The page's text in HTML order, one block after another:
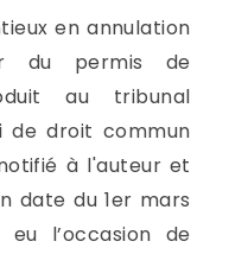
en annulation
du permis de
au tribunal
de droit commun
à l'auteur et
date du 1er mars
eu l’occasion de